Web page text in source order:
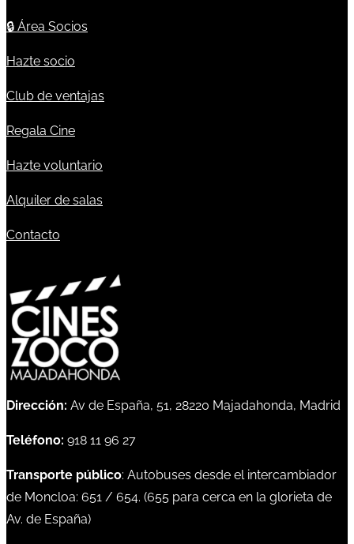
🔒 Área Socios
Hazte socio
Club de ventajas
Regala Cine
Hazte voluntario
Alquiler de salas
Contacto
Dirección: Av de España, 51, 28220 Majadahonda, Madrid
Teléfono: 918 11 96 27
Transporte público: Autobuses desde el intercambiador
de Moncloa: 651 / 654. (655 para cerca en la glorieta de
Av. de España)